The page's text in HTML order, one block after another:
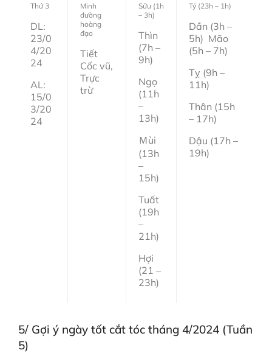
Thứ 3
DL:
23/0
4/20
24
AL:
15/0
3/20
24
Minh
đường
hoàng
đạo
Tiết
Cốc vũ,
Trực
trừ
Sửu (1h
– 3h)
Thìn
(7h –
9h)
Ngọ
(11h
–
13h)
Ｍùi
(13h
–
15h)
Tuất
(19h
–
21h)
Hợi
(21 –
23h)
Tý (23h – 1h)
Dần (3h –
5h) Mão
(5h – 7h)
Tỵ (9h –
11h)
Thân (15h
– 17h)
Dậu (17h –
19h)
5/ Gợi ý ngày tốt cắt tóc tháng 4/2024 (Tuần
5)